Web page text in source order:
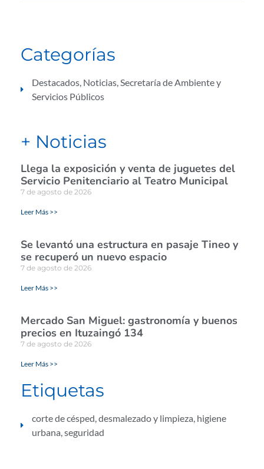
Categorías
Destacados, Noticias,Secretaría de Ambiente y
Servicios Públicos
+ Noticias
Llega la exposición y venta de juguetes del
Servicio Penitenciario al Teatro Municipal
7 de agosto de 2026
Leer Más >>
Se levantó una estructura en pasaje Tineo y
se recuperó un nuevo espacio
7 de agosto de 2026
Leer Más >>
Mercado San Miguel: gastronomía y buenos
precios en Ituzaingó 134
7 de agosto de 2026
Leer Más >>
Etiquetas
corte de césped,desmalezado y limpieza, higiene
urbana,seguridad